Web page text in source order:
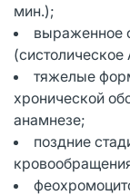
мин.);
выраженное
тяжелые
хронической
анамнезе;
поздние